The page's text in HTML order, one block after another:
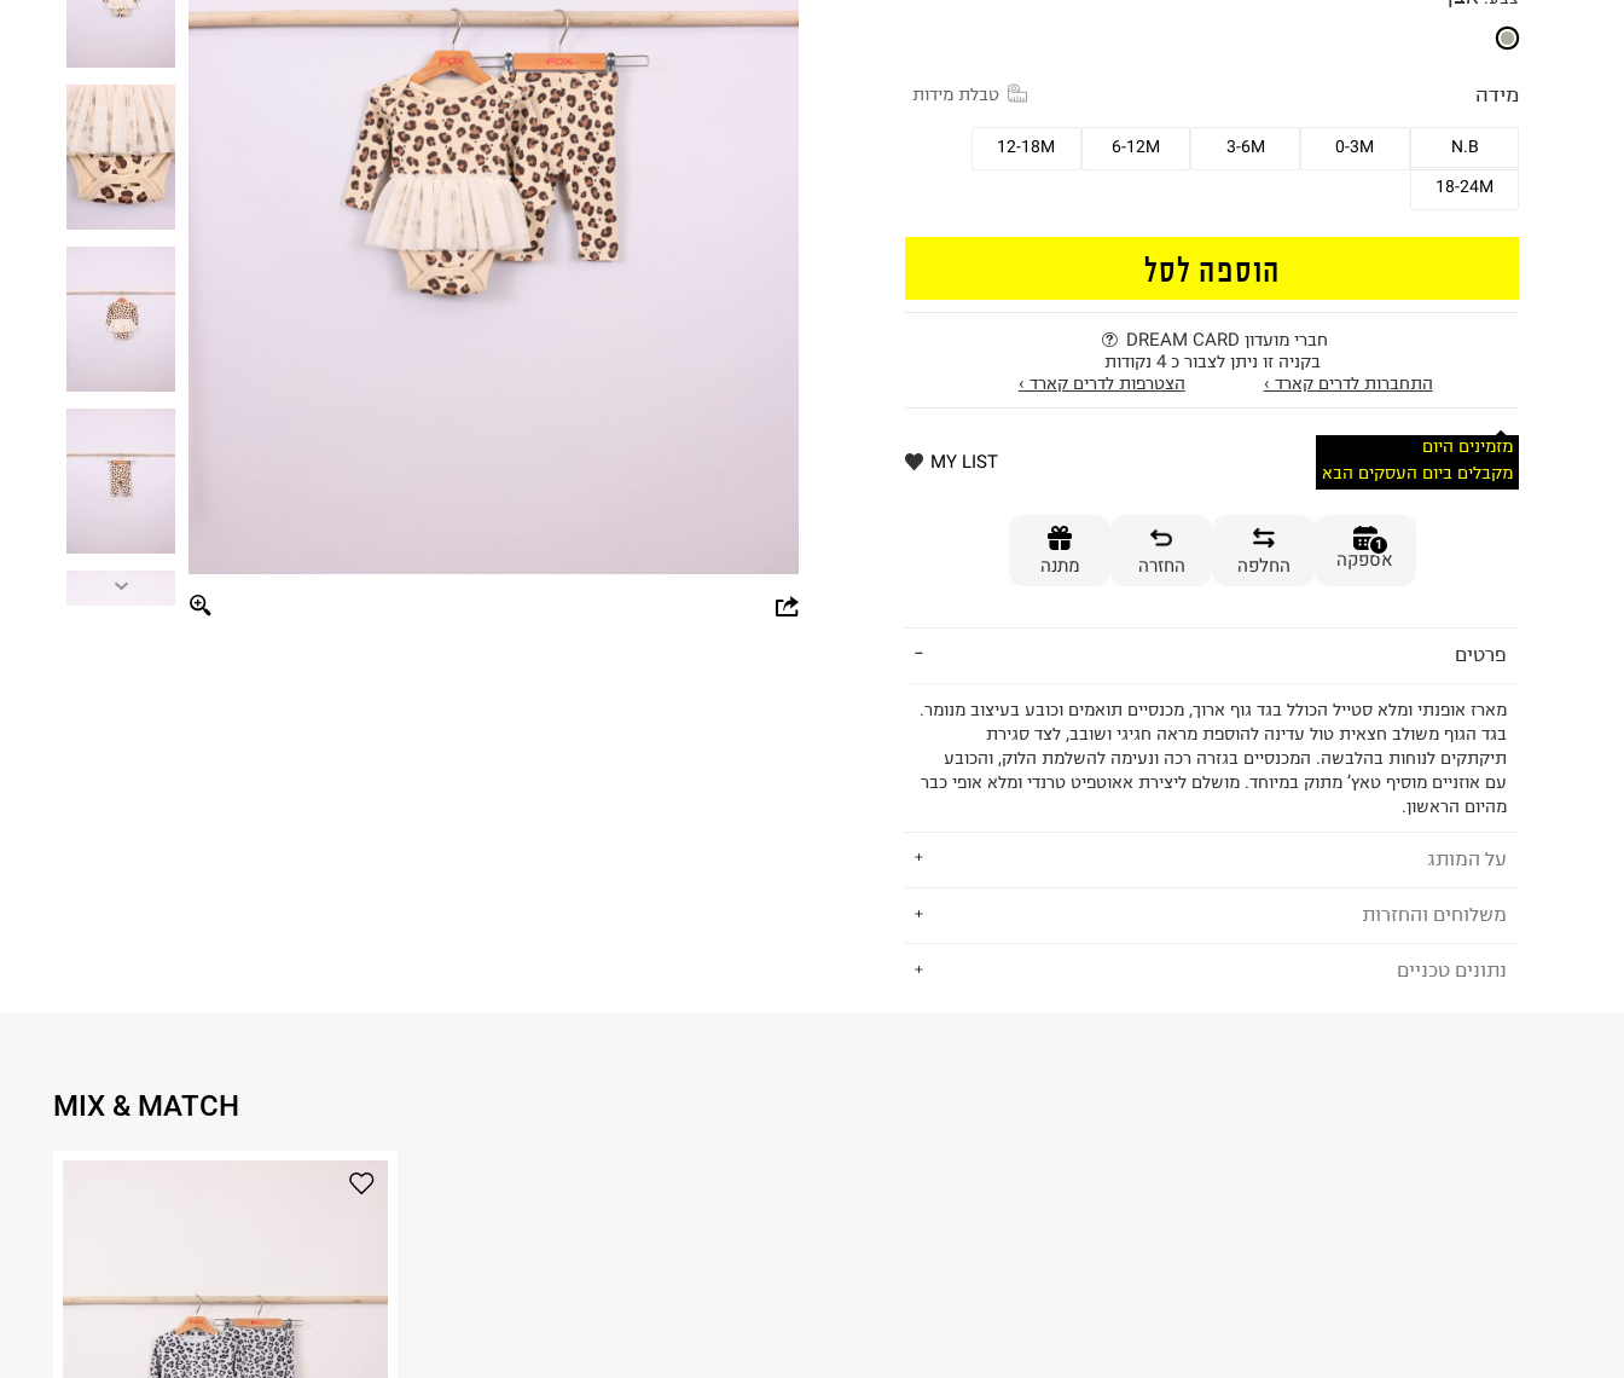
מידה טבלת מידות
N.B
0-3M
3-6M
6-12M
12-18M
18-24M
הוספה לסל
חברי מועדון DREAM CARD
בקניה זו ניתן לצבור כ 4 נקודות
התחברות לדרים קארד ›
הצטרפות לדרים קארד ›
מזמינים היום
מקבלים ביום העסקים הבא
MY LIST
1
אספקה החלפה החזרה מתנה
פרטים
מארז אופנתי ומלא סטייל הכולל בגד גוף ארוך, מכנסיים תואמים וכובע בעיצוב מנומר.
בגד הגוף משולב חצאית טול עדינה להוספת מראה חגיגי ושובב, לצד סגירת
תיקתקים לנוחות בהלבשה. המכנסיים בגזרה רכה ונעימה להשלמת הלוק, והכובע
עם אוזניים מוסיף טאץ’ מתוק במיוחד. מושלם ליצירת אאוטפיט טרנדי ומלא אופי כבר
מהיום הראשון.
על המותג
FOX - פוקס
משלוחים והחזרות
לבחירת בשיטת המשלוח המתאימה לכם,
נתונים טכניים
MIX & MATCH